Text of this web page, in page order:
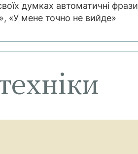
думках автоматичні
«У мене точно не вийде»